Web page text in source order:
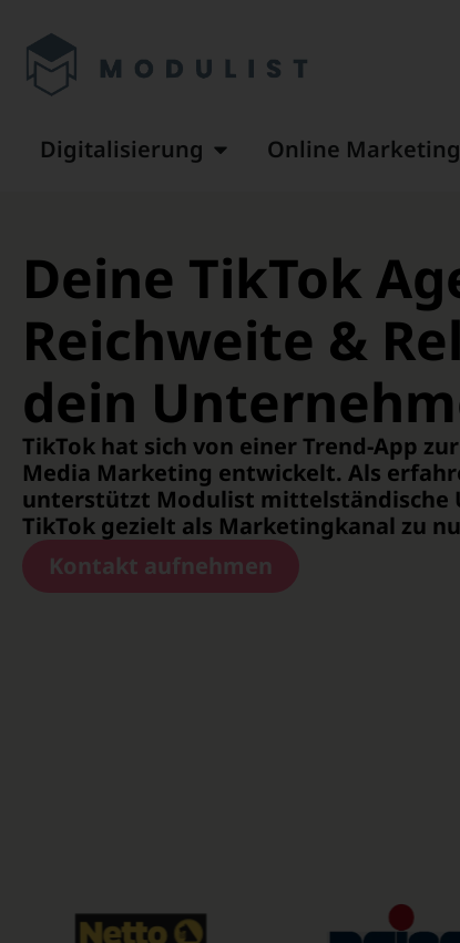
Digitalisierung Online Marketing
Deine TikTok
Reichweite &
dein
TikTok hat sich von einer Trend-App
Media Marketing entwickelt. Als
unterstützt Modulist mittelständische
TikTok gezielt als Marketingkanal zu
Kontakt aufnehmen